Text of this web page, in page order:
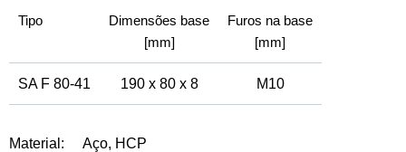
Tipo
Dimensões base
[mm]
Furos na base
[mm]
SA F 80-41 190 x 80 x 8 M10
Material: Aço, HCP